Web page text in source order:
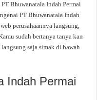
Bhuwanatala Indah Permai
PT Bhuwanatala Indah
perusahaannya langsung,
sudah bertanya tanya kan
saja simak di bawah
Indah Permai